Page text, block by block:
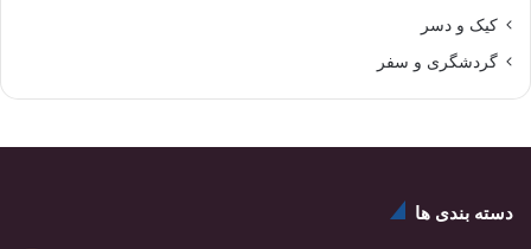
کیک و دسر
گردشگری و سفر
دسته بندی ها